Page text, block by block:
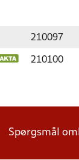
210097
210100
Spørgsmål